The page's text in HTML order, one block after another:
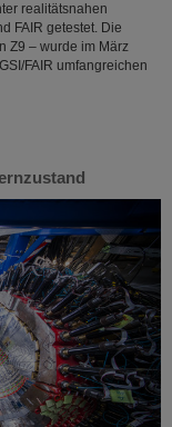
realitätsnahen
FAIR getestet. Die
Z9 – wurde im März
FAIR umfangreichen